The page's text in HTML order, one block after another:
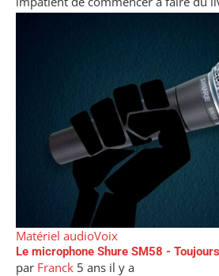
Matériel audioVoix
Le microphone Shure SM58 -
par Franck 5 ans il y a